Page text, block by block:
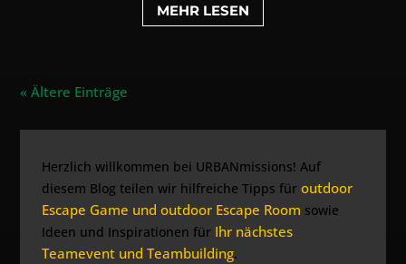
MEHR LESEN
« Ältere Einträge
Herzlich willkommen bei URBANmissions! Auf
diesem Blog teilen wir hilfreiche Tipps füroutdoor
Escape Game und outdoor Escape Room sowie
Ideen und Inspirationen für Ihr nächstes
Teamevent und Teambuilding.